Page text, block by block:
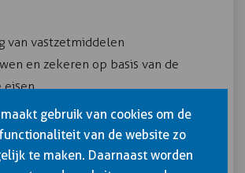
van vastzetmiddelen
en zekeren op basis van de
van de vastzetmiddelen
gebruik van cookies om de
van de website zo
te maken. Daarnaast worden